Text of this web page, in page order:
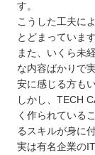
す。
こうした工夫に
とどまっています
また、いくら未
な内容ばかりで
安に感じる方も
しかし、TECH
く作られている
るスキルが身に
実は有名企業の